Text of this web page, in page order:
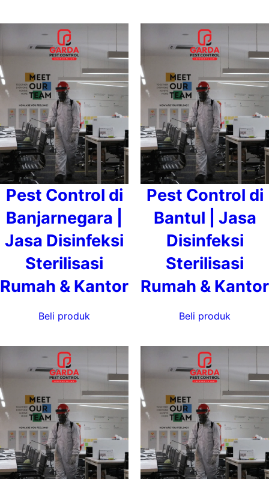
Pest Control di
Banjarnegara |
Jasa Disinfeksi
Sterilisasi
Rumah & Kantor
Beli produk
Pest Control di
Bantul | Jasa
Disinfeksi
Sterilisasi
Rumah & Kantor
Beli produk